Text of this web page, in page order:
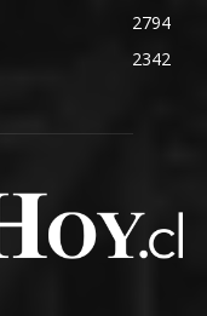
2794
2342